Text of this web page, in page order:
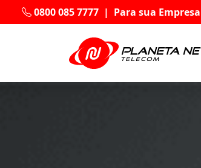
0800 085 7777 | Para sua Empresa